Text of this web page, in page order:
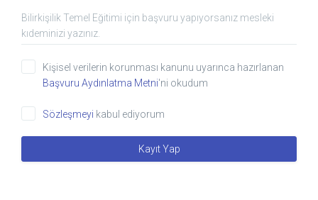
Not
Kişisel verilerin korunması kanunu uyarınca hazırlanan
Başvuru Aydınlatma Metni'ni okudum
Sözleşmeyi kabul ediyorum
Kayıt Yap